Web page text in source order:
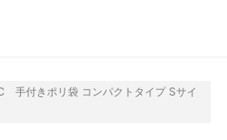
手付きポリ袋 コンパクトタイプ Sサイ